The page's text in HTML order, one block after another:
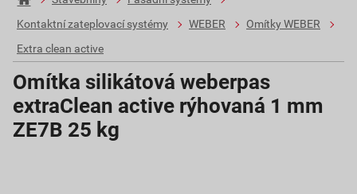
Kontaktní zateplovací systémy
WEBER
Omítky WEBER
Extra clean active
Omítka silikátová weberpas
extraClean active rýhovaná 1 mm
ZE7B 25 kg